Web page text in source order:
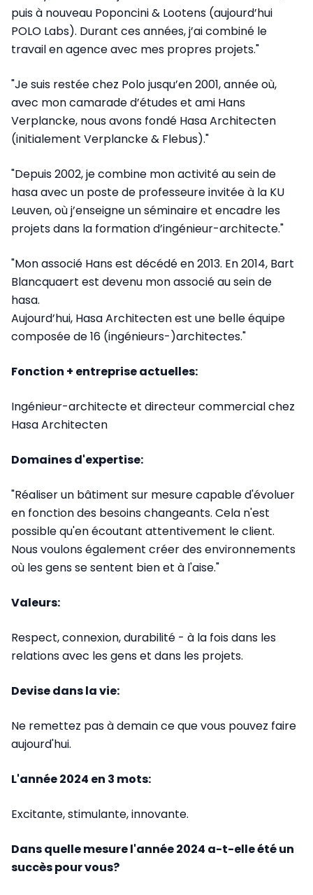
puis à nouveau Poponcini & Lootens (aujourd’hui
POLO Labs). Durant ces années, j’ai combiné le
travail en agence avec mes propres projets."
"Je suis restée chez Polo jusqu’en 2001, année où,
avec mon camarade d’études et ami Hans
Verplancke, nous avons fondé Hasa Architecten
(initialement Verplancke & Flebus)."
"Depuis 2002, je combine mon activité au sein de
hasa avec un poste de professeure invitée à la KU
Leuven, où j’enseigne un séminaire et encadre les
projets dans la formation d’ingénieur-architecte."
"Mon associé Hans est décédé en 2013. En 2014, Bart
Blancquaert est devenu mon associé au sein de
hasa.
Aujourd’hui, Hasa Architecten est une belle équipe
composée de 16 (ingénieurs-)architectes."
Fonction + entreprise actuelles:
Ingénieur-architecte et directeur commercial chez
Hasa Architecten
Domaines d'expertise:
"Réaliser un bâtiment sur mesure capable d'évoluer
en fonction des besoins changeants. Cela n'est
possible qu'en écoutant attentivement le client.
Nous voulons également créer des environnements
où les gens se sentent bien et à l'aise."
Valeurs:
Respect, connexion, durabilité - à la fois dans les
relations avec les gens et dans les projets.
Devise dans la vie:
Ne remettez pas à demain ce que vous pouvez faire
aujourd'hui.
L'année 2024 en 3 mots:
Excitante, stimulante, innovante.
Dans quelle mesure l'année 2024 a-t-elle été un
succès pour vous?